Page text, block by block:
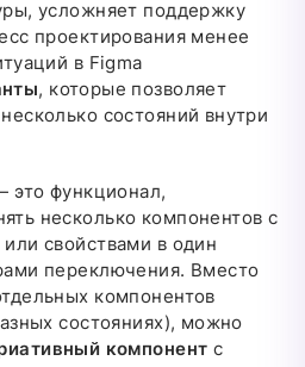
усложняет поддержку
проектирования менее
в Figma
, которые позволяет
состояний внутри
это функционал,
несколько компонентов с
свойствами в один
переключения. Вместо
компонентов
состояниях), можно
компонент с